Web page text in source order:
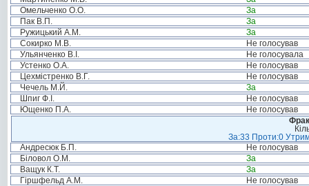
Омельченко О.О.
За
Пак В.П.
За
Ружицький А.М.
За
Сокирко М.В.
Не голосував
Ульянченко В.І.
Не голосувала
Устенко О.А.
Не голосував
Цехмістренко В.Г.
Не голосував
Чечель М.Й.
За
Шпиг Ф.І.
Не голосував
Ющенко П.А.
Не голосував
За:33 Проти:0
Андресюк Б.П.
Не голосував
Біловол О.М.
За
Ващук К.Т.
За
Гіршфельд А.М.
Не голосував